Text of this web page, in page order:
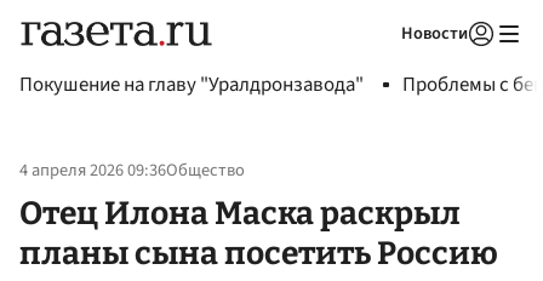
Новости
Покушение на главу "Уралдронзавода" Проблемы с
4 апреля 2026 09:36Общество
Отец Илона Маска раскрыл
планы сына посетить Россию